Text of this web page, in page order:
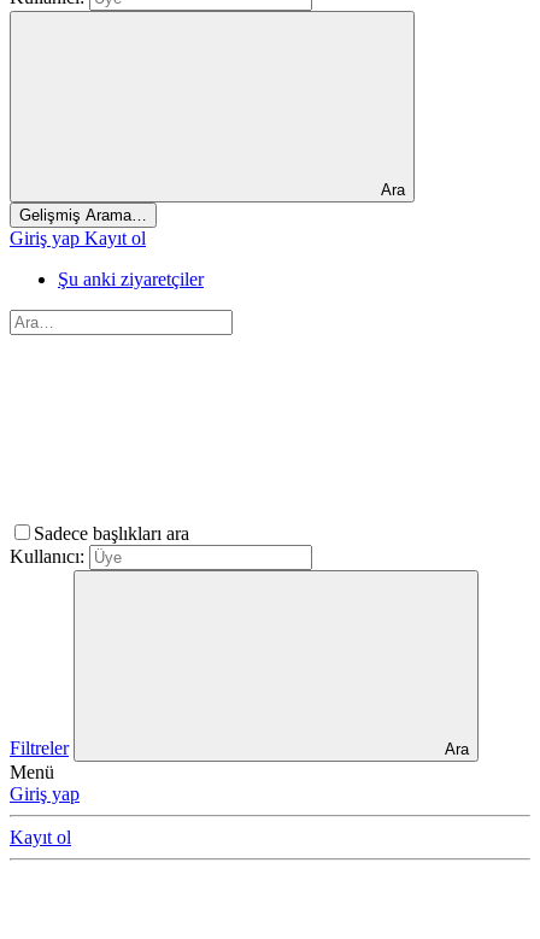
Ara
Gelişmiş Arama…
Giriş yap Kayıt ol
Şu anki ziyaretçiler
Sadece başlıkları ara
Kullanıcı:
Filtreler Ara
Menü
Giriş yap
Kayıt ol